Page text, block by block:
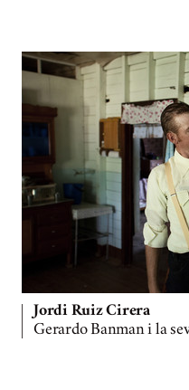
Jordi Ruiz Cirera
Gerardo Banman i la